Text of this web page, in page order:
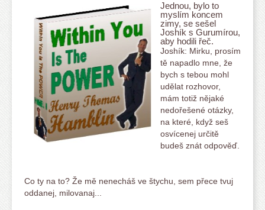
Jednou, bylo to
myslím koncem
zimy, se sešel
Joshík s Gurumírou,
aby hodili řeč.
Joshík: Mirku, prosím
tě napadlo mne, že
bych s tebou mohl
udělat rozhovor,
mám totiž nějaké
nedořešené otázky,
na které, když seš
osvícenej určitě
budeš znát odpověď.
Co ty na to? Že mě nenecháš ve štychu, sem přece tvuj
oddanej, milovanaj...